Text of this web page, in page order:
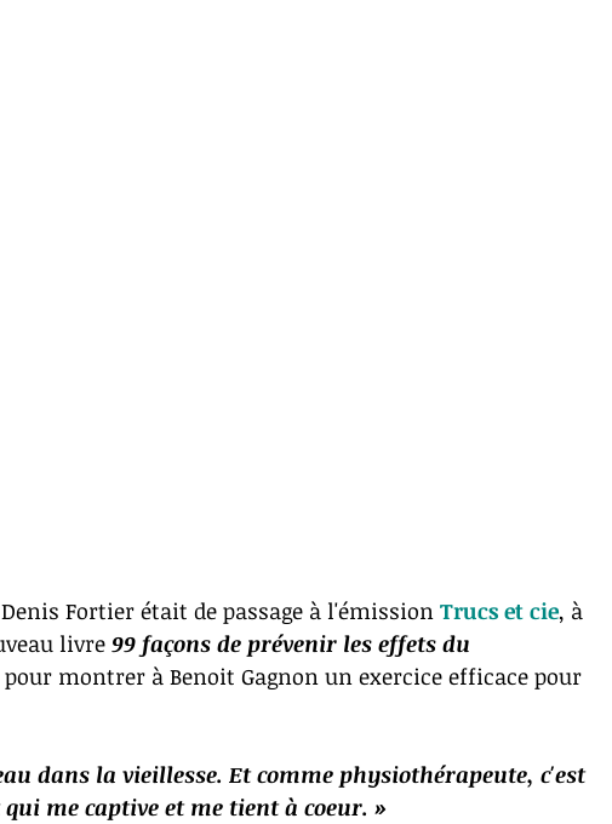
Fortier était de passage à l'émission Trucs et cie, à
livre 99 façons de prévenir les effets du
montrer à Benoit Gagnon un exercice efficace pour
dans la vieillesse. Et comme physiothérapeute, c'est
me captive et me tient à coeur. »